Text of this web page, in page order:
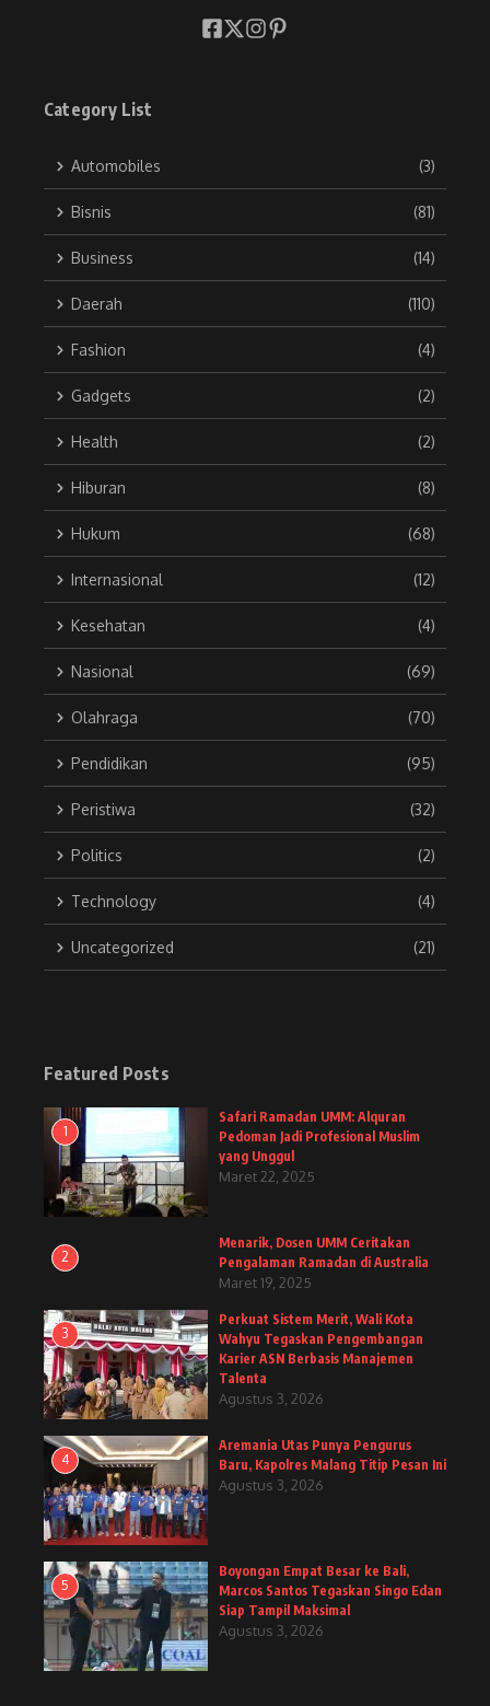
Category List
Automobiles (3)
Bisnis (81)
Business (14)
Daerah (110)
Fashion (4)
Gadgets (2)
Health (2)
Hiburan (8)
Hukum (68)
Internasional (12)
Kesehatan (4)
Nasional (69)
Olahraga (70)
Pendidikan (95)
Peristiwa (32)
Politics (2)
Technology (4)
Uncategorized (21)
Featured Posts
1
Safari Ramadan UMM: Alquran
Pedoman Jadi Profesional Muslim
yang Unggul
Maret 22, 2025
2
Menarik, Dosen UMM Ceritakan
Pengalaman Ramadan di Australia
Maret 19, 2025
3
Perkuat Sistem Merit, Wali Kota
Wahyu Tegaskan Pengembangan
Karier ASN Berbasis Manajemen
Talenta
Agustus 3, 2026
4
Aremania Utas Punya Pengurus
Baru, Kapolres Malang Titip Pesan Ini
Agustus 3, 2026
5
Boyongan Empat Besar ke Bali,
Marcos Santos Tegaskan Singo Edan
Siap Tampil Maksimal
Agustus 3, 2026